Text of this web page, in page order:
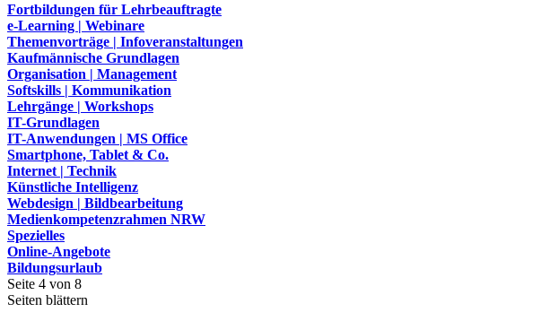
Fortbildungen für Lehrbeauftragte
e-Learning | Webinare
Themenvorträge | Infoveranstaltungen
Kaufmännische Grundlagen
Organisation | Management
Softskills | Kommunikation
Lehrgänge | Workshops
IT-Grundlagen
IT-Anwendungen | MS Office
Smartphone, Tablet & Co.
Internet | Technik
Künstliche Intelligenz
Webdesign | Bildbearbeitung
Medienkompetenzrahmen NRW
Spezielles
Online-Angebote
Bildungsurlaub
Seite 4 von 8
Seiten blättern